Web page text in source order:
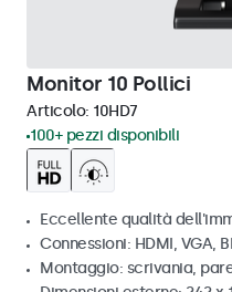
Monitor 10 Pollici
Articolo: 10HD7
100+ pezzi disponibili
Eccellente qualità
Connessioni: HDMI, VGA,
Montaggio: scrivania,